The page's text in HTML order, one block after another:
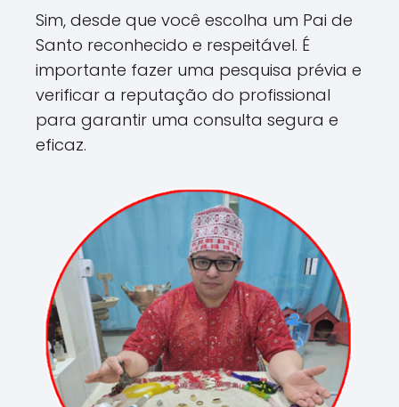
Sim, desde que você escolha um Pai de
Santo reconhecido e respeitável. É
importante fazer uma pesquisa prévia e
verificar a reputação do profissional
para garantir uma consulta segura e
eficaz.